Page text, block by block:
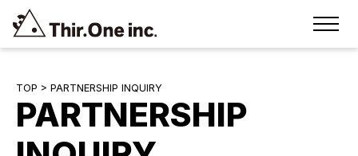
TOP > PARTNERSHIP INQUIRY
PARTNERSHIP